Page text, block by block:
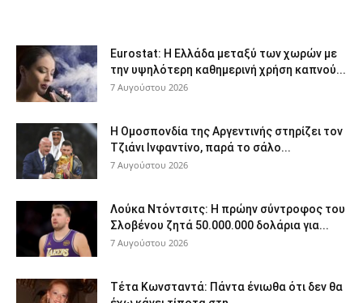
Eurostat: Η Ελλάδα μεταξύ των χωρών με
την υψηλότερη καθημερινή χρήση καπνού...
7 Αυγούστου 2026
Η Ομοσπονδία της Αργεντινής στηρίζει τον
Τζιάνι Ινφαντίνο, παρά το σάλο...
7 Αυγούστου 2026
Λούκα Ντόντσιτς: Η πρώην σύντροφος του
Σλοβένου ζητά 50.000.000 δολάρια για...
7 Αυγούστου 2026
Τέτα Κωνσταντά: Πάντα ένιωθα ότι δεν θα